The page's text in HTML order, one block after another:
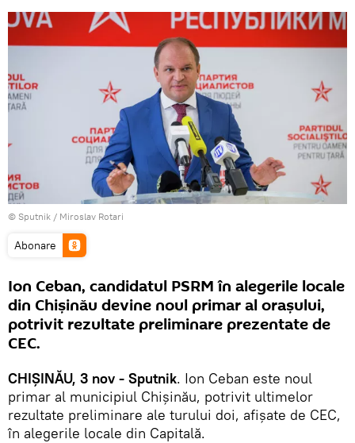
© Sputnik / Miroslav Rotari
Abonare
Ion Ceban, candidatul PSRM în alegerile locale
din Chișinău devine noul primar al orașului,
potrivit rezultate preliminare prezentate de
CEC.
CHIȘINĂU, 3 nov - Sputnik. Ion Ceban este noul
primar al municipiul Chișinău, potrivit ultimelor
rezultate preliminare ale turului doi, afișate de CEC,
în alegerile locale din Capitală.